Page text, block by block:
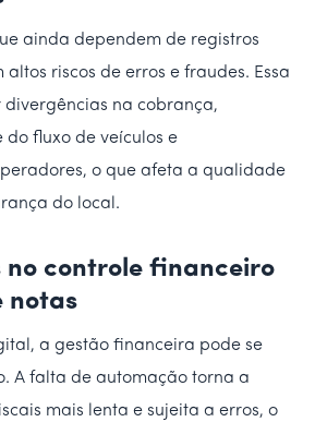
ainda dependem de registros
riscos de erros e fraudes. Essa
na cobrança,
fluxo de veículos e
o que afeta a qualidade
do local.
no controle financeiro
notas
a gestão financeira pode se
A falta de automação torna a
mais lenta e sujeita a erros, o